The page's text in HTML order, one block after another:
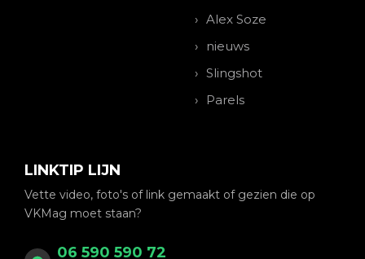
Alex Soze
nieuws
Slingshot
Parels
LINKTIP LIJN
Vette video, foto's of link gemaakt of gezien die op
VKMag moet staan?
06 590 590 72